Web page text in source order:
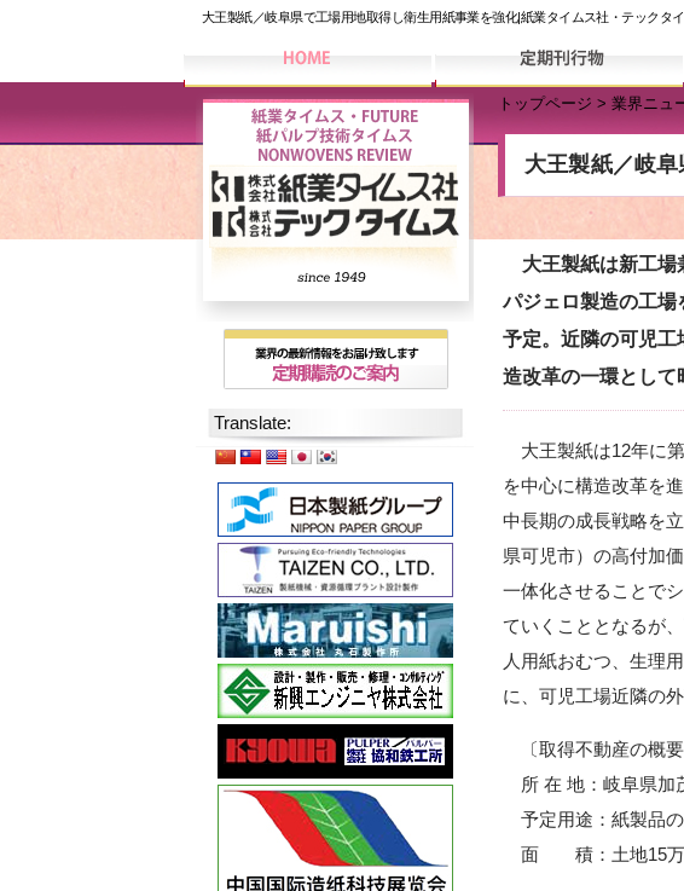
大王製紙／岐阜県で工場用地取得し衛生用紙事業を強化|紙業タイムス社・テックタ
トップページ > 業界ニュ
大王製紙／岐
大王製紙は新工場
パジェロ製造の工
予定。近隣の可児工
造改革の一環として
大王製紙は12年に
を中心に構造改革を
中長期の成長戦略を
県可児市）の高付加
一体化させることで
ていくこととなるが
人用紙おむつ、生理
に、可児工場近隣の
〔取得不動産の概要
所 在 地：岐阜県加
予定用途：紙製品
面 積：土地15万
Translate: